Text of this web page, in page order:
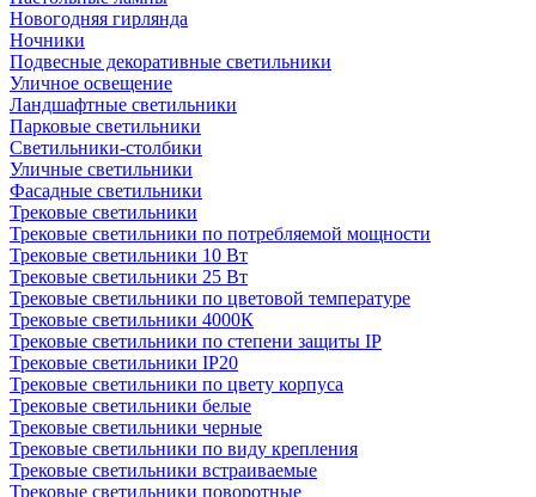
Новогодняя гирлянда
Ночники
Подвесные декоративные светильники
Уличное освещение
Ландшафтные светильники
Парковые светильники
Светильники-столбики
Уличные светильники
Фасадные светильники
Трековые светильники
Трековые светильники по потребляемой мощности
Трековые светильники 10 Вт
Трековые светильники 25 Вт
Трековые светильники по цветовой температуре
Трековые светильники 4000К
Трековые светильники по степени защиты IP
Трековые светильники IP20
Трековые светильники по цвету корпуса
Трековые светильники белые
Трековые светильники черные
Трековые светильники по виду крепления
Трековые светильники встраиваемые
Трековые светильники поворотные